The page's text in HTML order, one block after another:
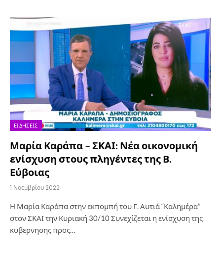
ΕΙΔΉΣΕΙΣ
Μαρία Καράπα – ΣΚΑΙ: Νέα οικονομική
ενίσχυση στους πληγέντες της Β.
Εύβοιας
1 Νοεμβρίου 2022
Η Μαρία Καράπα στην εκπομπή του Γ. Αυτιά “Καλημέρα”
στον ΣΚΑΙ την Κυριακή 30/10 Συνεχίζεται η ενίσχυση της
κυβερνησης προς…